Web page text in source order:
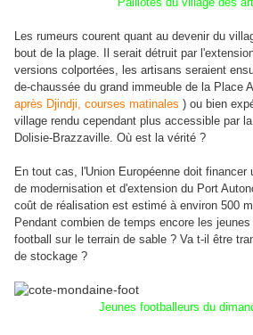
Les rumeurs courent quant au devenir du
bout de la plage. Il serait détruit par
versions colportées, les artisans seraient
de-chaussée du grand immeuble de la Place
après Djindji, courses matinales ) ou bien
village rendu cependant plus accessible par
Dolisie-Brazzaville. Où est la vérité ?
En tout cas, l'Union Européenne doit financer
de modernisation et d'extension du Port
coût de réalisation est estimé à environ 500
Pendant combien de temps encore les
football sur le terrain de sable ? Va t-il être
de stockage ?
Jeunes footballeurs du